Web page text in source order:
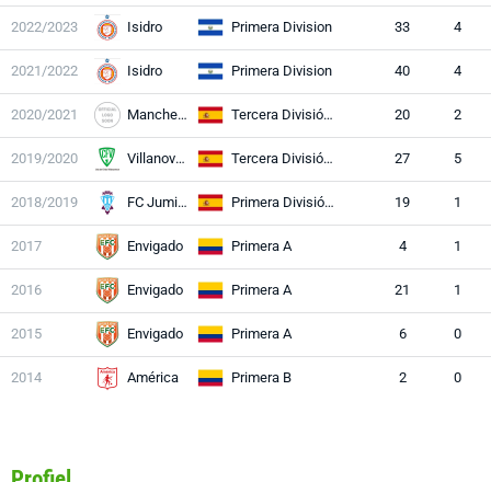
2022/2023 Isidro Primera Division 33 4
2021/2022 Isidro Primera Division 40 4
2020/2021 Manchego Tercera División RFEF 20 2
2019/2020 Villanovense Tercera División RFEF 27 5
2018/2019 FC Jumilla Primera División RFEF 19 1
2017 Envigado Primera A 4 1
2016 Envigado Primera A 21 1
2015 Envigado Primera A 6 0
2014 América Primera B 2 0